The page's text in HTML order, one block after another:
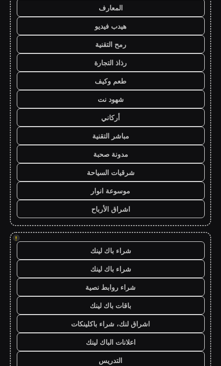
المعارف
هيدب فيديو
رمح التقنية
رذاذ التجارة
طعم وكيف
شهود نت
أركاني
مباشر التقنية
مدونة صحبة
شرقيات السياحة
موسوعة انوار
اشراق الأرباح
!
شراء باك لينك
شراء باك لينك
شراء روابط نصية
باقات باك لينك
اشراق لنك، شراء باكلينكات
اعلانات الباك لينك
التدريس